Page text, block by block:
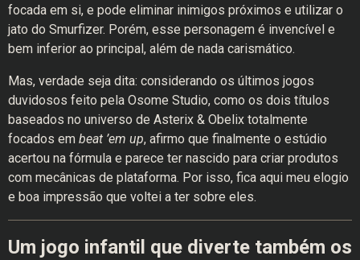
focada em si, e pode eliminar inimigos próximos e utilizar o
jato do Smurfizer. Porém, esse personagem é invencível e
bem inferior ao principal, além de nada carismático.
Mas, verdade seja dita: considerando os últimos jogos
duvidosos feito pela Osome Studio, como os dois títulos
baseados no universo de Asterix & Obelix totalmente
focados em beat ’em up, afirmo que finalmente o estúdio
acertou na fórmula e parece ter nascido para criar produtos
com mecânicas de plataforma. Por isso, fica aqui meu elogio
e boa impressão que voltei a ter sobre eles.
Um jogo infantil que diverte também os